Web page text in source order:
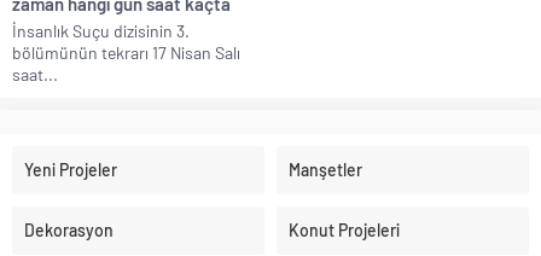
İnsanlık Suçu dizisinin 3.
bölümünün tekrarı 17 Nisan Salı
saat...
Yeni Projeler Manşetler
Dekorasyon Konut Projeleri